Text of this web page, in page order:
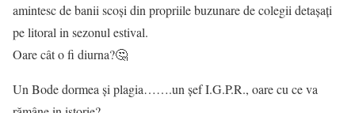
amintesc de banii scoși din propriile buzunare de colegii detașați
pe litoral in sezonul estival.
Oare cât o fi diurna?🤔
Un Bode dormea și plagia…….un șef I.G.P.R., oare cu ce va